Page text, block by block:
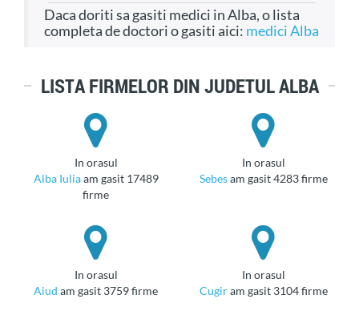
Daca doriti sa gasiti medici in Alba, o lista
completa de doctori o gasiti aici: medici Alba
LISTA FIRMELOR DIN JUDETUL ALBA
in orasul
Alba Iuliaam gasit 17489
firme
in orasul
Sebesam gasit 4283 firme
in orasul
Aiud am gasit 3759 firme
in orasul
Cugiram gasit 3104 firme